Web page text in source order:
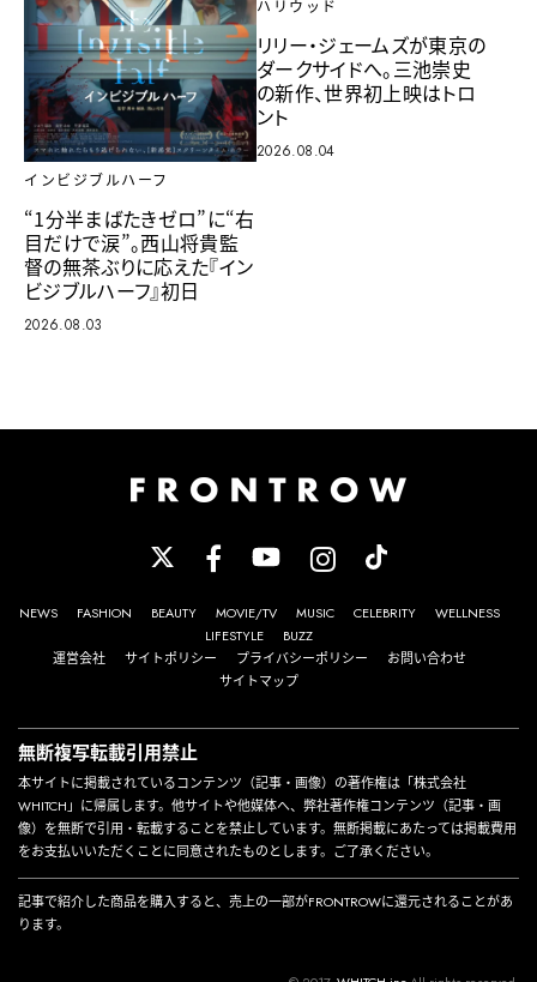
インビジブルハーフ
“1分半まばたきゼロ”に“右
目だけで涙”。西山将貴監
督の無茶ぶりに応えた『イン
ビジブルハーフ』初日
2026.08.03
ハリウッド
リリー・ジェームズが東京の
ダークサイドへ。三池崇史
の新作、世界初上映はトロ
ント
2026.08.04
NEWS FASHION BEAUTY MOVIE/TV MUSIC CELEBRITY
WELLNESS
LIFESTYLE
BUZZ
運営会社
サイトポリシー プライバシーポリシー
お問い合わせ
サイトマップ
無断複写転載引用禁止
本サイトに掲載されているコンテンツ（記事・画像）の著作権は「株式会社
WHITCH」に帰属します。他サイトや他媒体へ、弊社著作権コンテンツ（記事・画
像）を無断で引用・転載することを禁止しています。無断掲載にあたっては掲載費用
をお支払いいただくことに同意されたものとします。ご了承ください。
記事で紹介した商品を購入すると、売上の一部がFRONTROWに還元されることがあ
ります。